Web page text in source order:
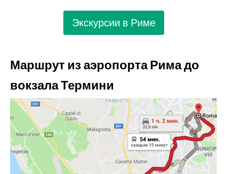
Экскурсии в Риме
Маршрут из аэропорта Рима до
вокзала Термини